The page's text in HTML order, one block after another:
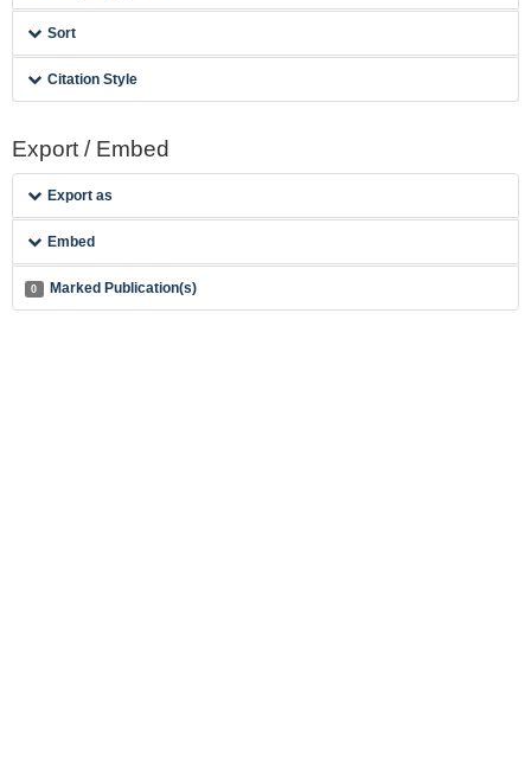
Sort
Citation Style
Export / Embed
Export as
Embed
0 Marked Publication(s)